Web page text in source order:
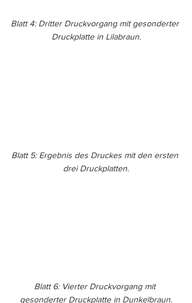
Blatt 4: Dritter Druckvorgang mit gesonderter
Druckplatte in Lilabraun.
Blatt 5: Ergebnis des Druckes mit den ersten
drei Druckplatten.
Blatt 6: Vierter Druckvorgang mit
gesonderter Druckplatte in Dunkelbraun.